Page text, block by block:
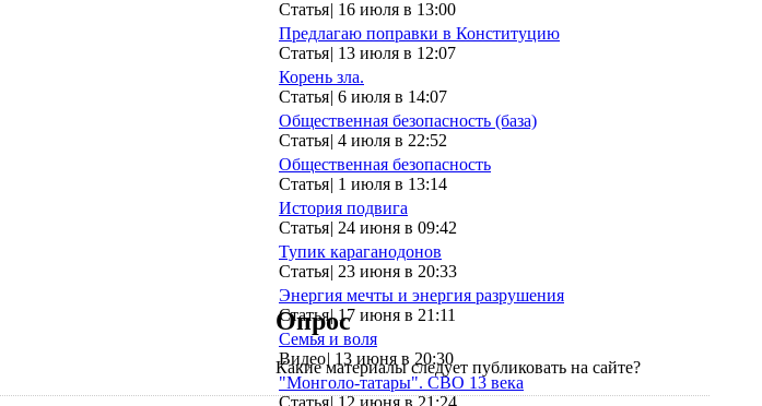
Статья| 16 июля в 13:00
Предлагаю поправки в Конституцию
Статья| 13 июля в 12:07
Корень зла.
Статья| 6 июля в 14:07
Общественная безопасность (база)
Статья| 4 июля в 22:52
Общественная безопасность
Статья| 1 июля в 13:14
История подвига
Статья| 24 июня в 09:42
Тупик караганодонов
Статья| 23 июня в 20:33
Энергия мечты и энергия разрушения
Статья| 17 июня в 21:11
Семья и воля
Видео| 13 июня в 20:30
"Монголо-татары". СВО 13 века
Опрос
Какие материалы следует публиковать на сайте?